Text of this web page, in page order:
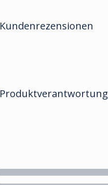
Kundenrezensionen
Produktverantwortung